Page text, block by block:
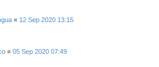
« 12 Sep 2020 13:15
« 05 Sep 2020 07:49